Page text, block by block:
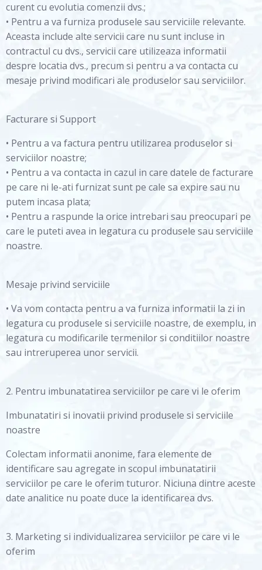
curent cu evolutia comenzii dvs.;
• Pentru a va furniza produsele sau serviciile relevante.
Aceasta include alte servicii care nu sunt incluse in
contractul cu dvs., servicii care utilizeaza informatii
despre locatia dvs., precum si pentru a va contacta cu
mesaje privind modificari ale produselor sau serviciilor.
Facturare si Support
• Pentru a va factura pentru utilizarea produselor si
serviciilor noastre;
• Pentru a va contacta in cazul in care datele de facturare
pe care ni le-ati furnizat sunt pe cale sa expire sau nu
putem incasa plata;
• Pentru a raspunde la orice intrebari sau preocupari pe
care le puteti avea in legatura cu produsele sau serviciile
noastre.
Mesaje privind serviciile
• Va vom contacta pentru a va furniza informatii la zi in
legatura cu produsele si serviciile noastre, de exemplu, in
legatura cu modificarile termenilor si conditiilor noastre
sau intreruperea unor servicii.
2. Pentru imbunatatirea serviciilor pe care vi le oferim
Imbunatatiri si inovatii privind produsele si serviciile
noastre
Colectam informatii anonime, fara elemente de
identificare sau agregate in scopul imbunatatirii
serviciilor pe care le oferim tuturor. Niciuna dintre aceste
date analitice nu poate duce la identificarea dvs.
3. Marketing si individualizarea serviciilor pe care vi le
oferim